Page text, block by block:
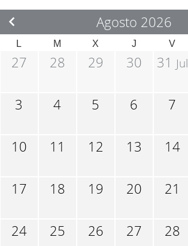
Agosto 2026
L M X J V
27 28 29 30 31 Jul
3 4 5 6 7
10 11 12 13 14
17 18 19 20 21
24 25 26 27 28